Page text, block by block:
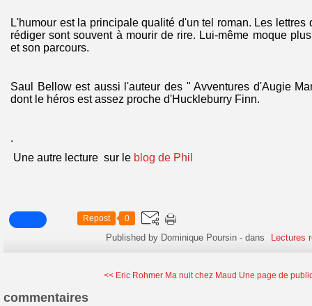
L'humour est la principale qualité d'un tel roman. Les lettres
rédiger sont souvent à mourir de rire. Lui-même moque
et son parcours.
Saul Bellow est aussi l'auteur des " Avventures d'Augie
dont le héros est assez proche d'Huckleburry Finn.
.
Une autre lecture sur le blog de Phil
Repost 0
Published by Dominique Poursin -dans Lectures
<< Eric Rohmer Ma nuit chez Maud Une page de
commentaires